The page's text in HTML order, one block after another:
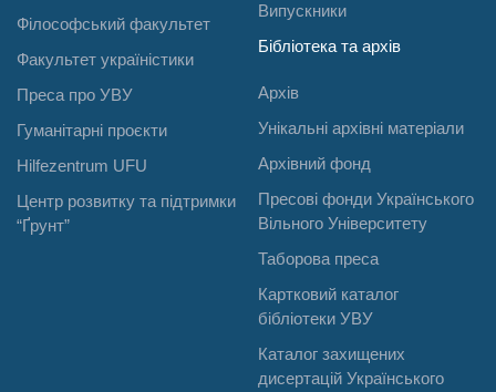
Філософський факультет
Факультет україністики
Преса про УВУ
Гуманітарні проєкти
Hilfezentrum UFU
Центр розвитку та підтримки
“Ґрунт”
Випускники
Бібліотека та архів
Архів
Унікальні архівні матеріали
Архівний фонд
Пресові фонди Українського
Вільного Університету
Таборова преса
Картковий каталог
бібліотеки УВУ
Каталог захищених
дисертацій Українського